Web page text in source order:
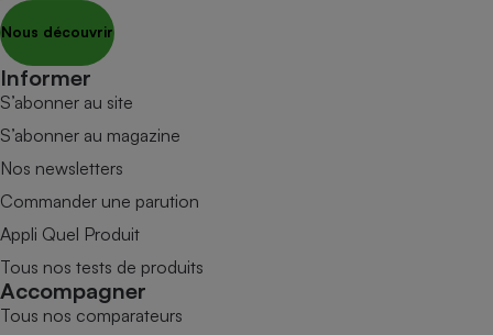
Nous découvrir
Informer
S’abonner au site
S’abonner au magazine
Nos newsletters
Commander une parution
Appli Quel Produit
Tous nos tests de produits
Accompagner
Tous nos comparateurs